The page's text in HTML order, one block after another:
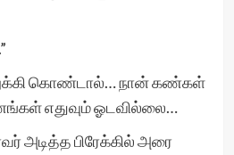
கொண்டால்… நான் கண்கள்
எதுவும் ஓடவில்லை…
அடித்த பிரேக்கில் அரை